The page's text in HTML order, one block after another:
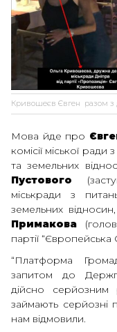
Кривошеєв Євген разом з
Мова йде про
комісії міської
та земельних
Пустового
міськради з
земельних
Примакова
партії “Європейська
“Платформа
запитом до
дійсно
займають серйозні
нам відмовили.